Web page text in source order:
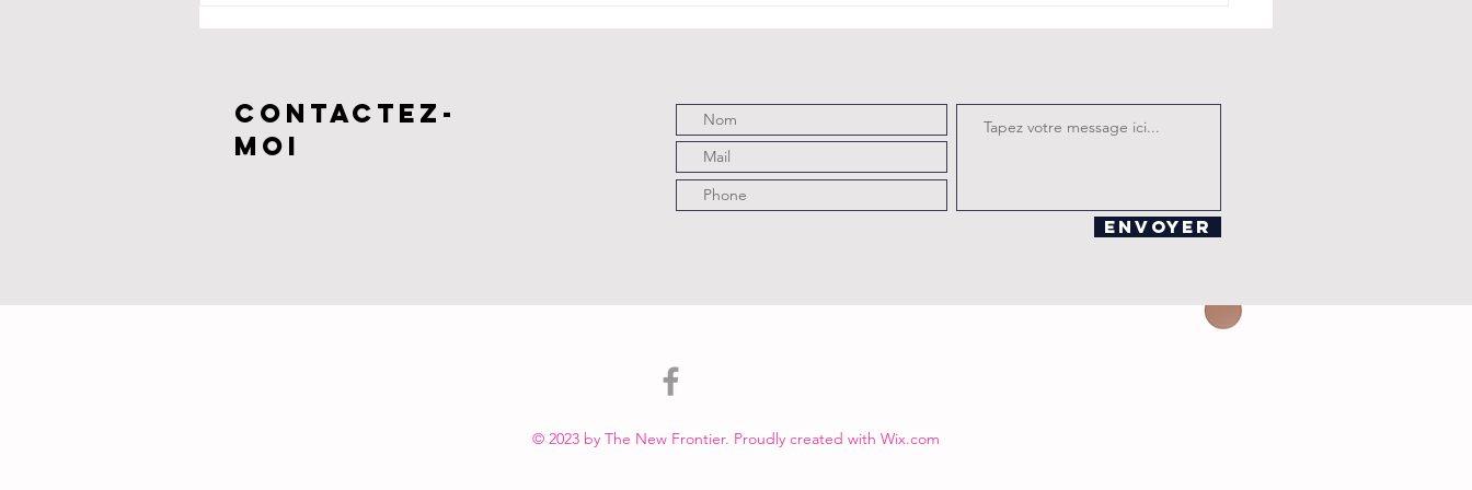
les étoiles à
Horror Show",
libérateur
show
Divalala
CONTACTEZ-
MOI
Envoyer
© 2023 by The New Frontier. Proudly created with Wix.com